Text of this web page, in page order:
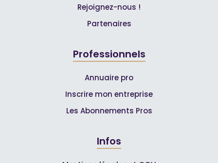
Rejoignez-nous !
Partenaires
Professionnels
Annuaire pro
Inscrire mon entreprise
Les Abonnements Pros
Infos